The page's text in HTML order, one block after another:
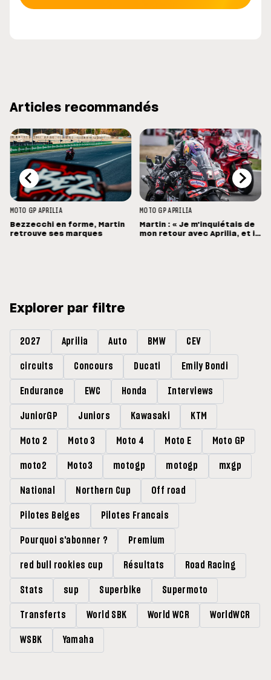
Articles recommandés
MOTO GP APRILIA
Bezzecchi en forme, Martin
retrouve ses marques
MOTO GP APRILIA
Martin : « Je m'inquiétais de
mon retour avec Aprilia, et il
Explorer par filtre
2027 Aprilia Auto BMW CEV
circuits Concours Ducati Emily Bondi
Endurance EWC Honda Interviews
JuniorGP Juniors Kawasaki KTM
Moto 2 Moto 3 Moto 4 Moto E Moto GP
moto2 Moto3 motogp motogp mxgp
National Northern Cup Off road
Pilotes Belges Pilotes Francais
Pourquoi s'abonner ? Premium
red bull rookies cup Résultats Road Racing
Stats sup Superbike Supermoto
Transferts World SBK World WCR WorldWCR
WSBK Yamaha